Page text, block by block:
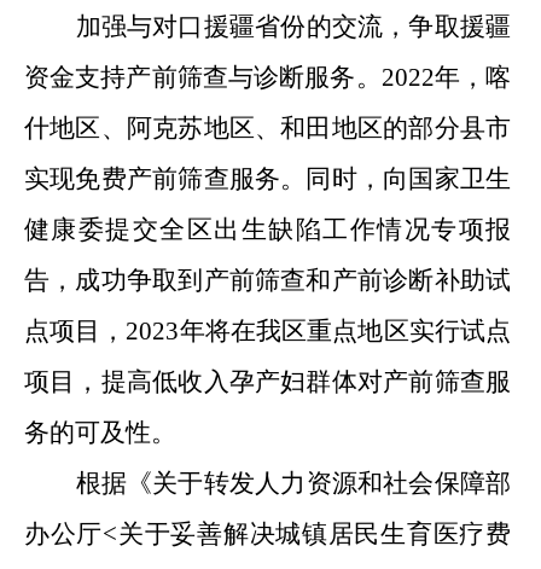
加强与对口援疆省份的交流，争取援疆
资金支持产前筛查与诊断服务。2022年，喀
什地区、阿克苏地区、和田地区的部分县市
实现免费产前筛查服务。同时，向国家卫生
健康委提交全区出生缺陷工作情况专项报
告，成功争取到产前筛查和产前诊断补助试
点项目，2023年将在我区重点地区实行试点
项目，提高低收入孕产妇群体对产前筛查服
务的可及性。
根据《关于转发人力资源和社会保障部
办公厅<关于妥善解决城镇居民生育医疗费